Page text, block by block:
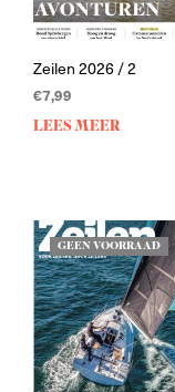
Zeilen 2026 / 2
€7,99
LEES MEER
GEEN VOORRAAD